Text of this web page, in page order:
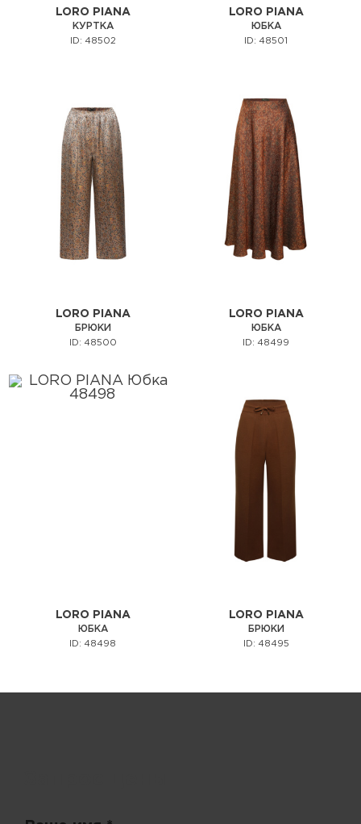
LORO PIANA
КУРТКА
ID: 48502
LORO PIANA
ЮБКА
ID: 48501
LORO PIANA
БРЮКИ
ID: 48500
LORO PIANA
ЮБКА
ID: 48499
LORO PIANA
ЮБКА
ID: 48498
LORO PIANA
БРЮКИ
ID: 48495